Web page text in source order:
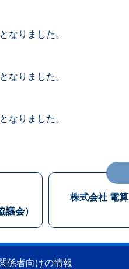
りました。
りました。
りました。
議会）
株式会社 電算
係者向けの情報